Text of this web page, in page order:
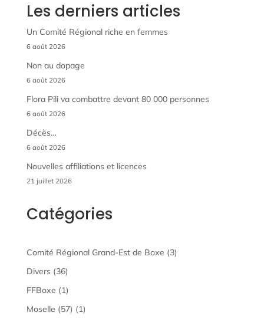
Les derniers articles
Un Comité Régional riche en femmes
6 août 2026
Non au dopage
6 août 2026
Flora Pili va combattre devant 80 000 personnes
6 août 2026
Décès…
6 août 2026
Nouvelles affiliations et licences
21 juillet 2026
Catégories
Comité Régional Grand-Est de Boxe (3)
Divers(36)
FFBoxe (1)
Moselle (57) (1)